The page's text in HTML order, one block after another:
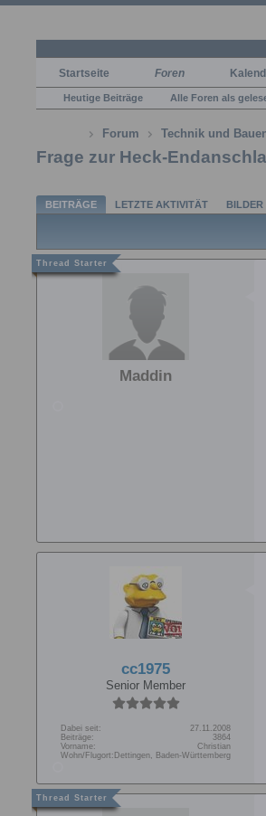
Startseite Foren
Heutige Beiträge Alle Foren als
Forum Technik und
Frage zur Heck-
BEITRÄGE LETZTE AKTIVITÄT BILDER
Maddin
cc1975
Senior Member
Dabei seit:
27.11.2008
Beiträge:
3864
Vorname:
Christian
Wohn/Flugort: Dettingen, Baden-Württemberg